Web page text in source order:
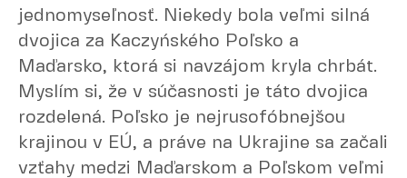
jednomyseľnosť. Niekedy bola veľmi silná
dvojica za Kaczyńského Poľsko a
Maďarsko, ktorá si navzájom kryla chrbát.
Myslím si, že v súčasnosti je táto dvojica
rozdelená. Poľsko je nejrusofóbnejšou
krajinou v EÚ, a práve na Ukrajine sa začali
vzťahy medzi Maďarskom a Poľskom veľmi